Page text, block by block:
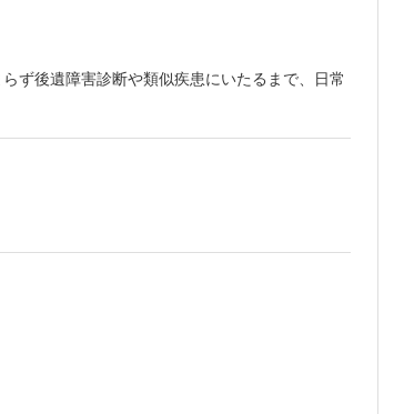
ず後遺障害診断や類似疾患にいたるまで、日常